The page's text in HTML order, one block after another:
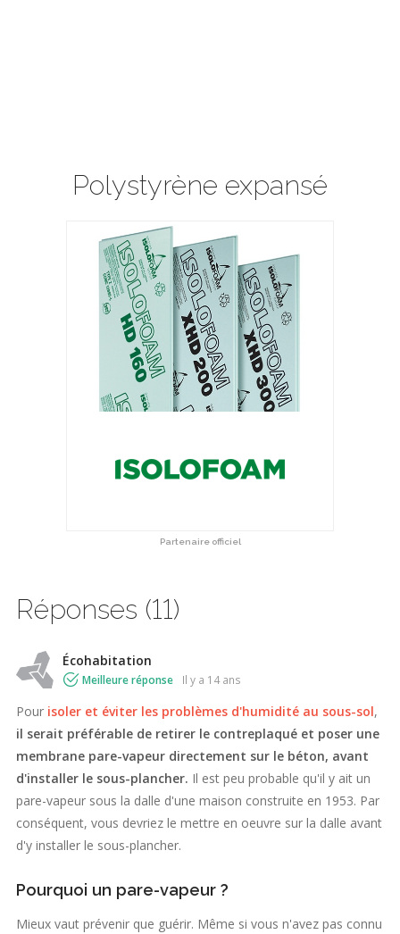
Polystyrène expansé
Partenaire officiel
Réponses (11)
Écohabitation
Meilleure réponse il y a 14 ans
Pour isoler et éviter les problèmes d'humidité au sous-sol,
il serait préférable de retirer le contreplaqué et poser une
membrane pare-vapeur directement sur le béton, avant
d'installer le sous-plancher. Il est peu probable qu'il y ait un
pare-vapeur sous la dalle d'une maison construite en 1953. Par
conséquent, vous devriez le mettre en oeuvre sur la dalle avant
d'y installer le sous-plancher.
Pourquoi un pare-vapeur ?
Mieux vaut prévenir que guérir. Même si vous n'avez pas connu